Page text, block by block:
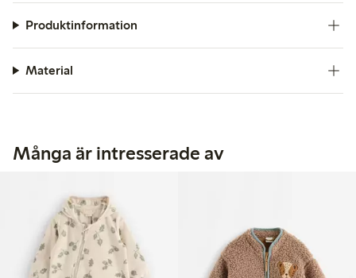
Produktinformation
Material
Många är intresserade av